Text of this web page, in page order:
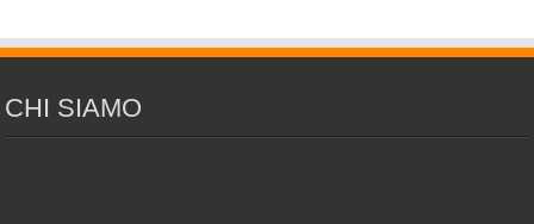
CHI SIAMO